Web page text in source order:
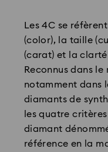
Les 4C se
(color), la taille
(carat) et la
Reconnus dans
notamment dans
diamants de
les quatre
diamant
référence en la